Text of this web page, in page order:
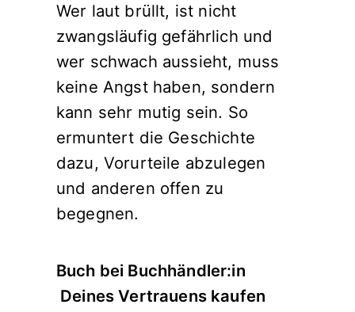
Wer laut brüllt, ist nicht
zwangsläufig gefährlich und
wer schwach aussieht, muss
keine Angst haben, sondern
kann sehr mutig sein. So
ermuntert die Geschichte
dazu, Vorurteile abzulegen
und anderen offen zu
begegnen.
Buch bei Buchhändler:in
Deines Vertrauens kaufen